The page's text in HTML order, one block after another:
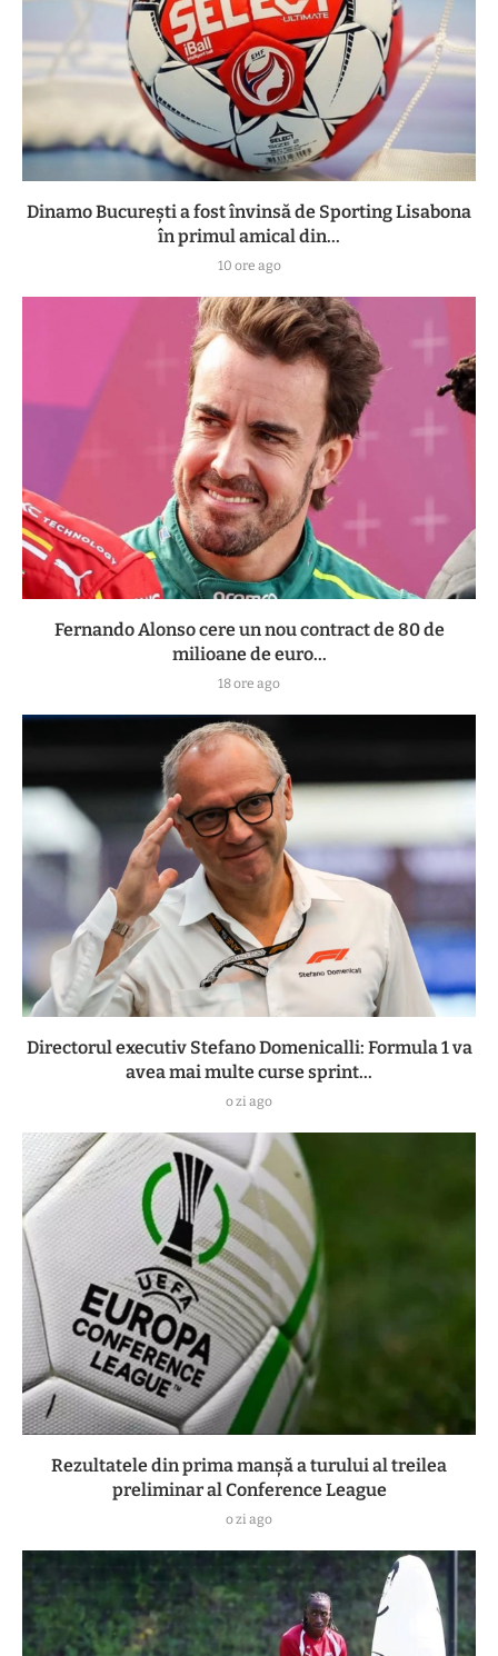
Dinamo București a fost învinsă de Sporting Lisabona
în primul amical din...
10 ore ago
Fernando Alonso cere un nou contract de 80 de
milioane de euro...
18 ore ago
Directorul executiv Stefano Domenicalli: Formula 1 va
avea mai multe curse sprint...
o zi ago
Rezultatele din prima manşă a turului al treilea
preliminar al Conference League
o zi ago